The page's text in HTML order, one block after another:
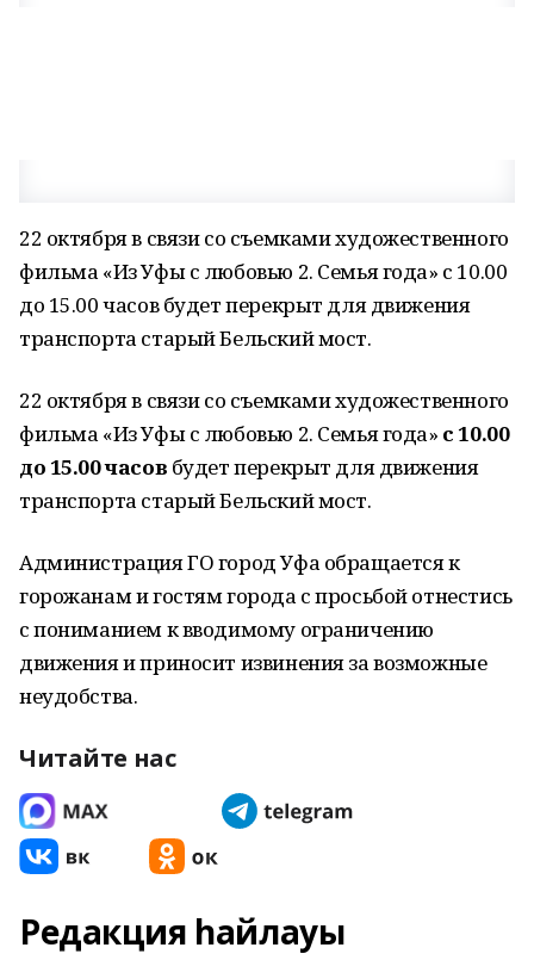
22 октября в связи со съемками художественного
фильма «Из Уфы с любовью 2. Семья года» с 10.00
до 15.00 часов будет перекрыт для движения
транспорта старый Бельский мост.
22 октября в связи со съемками художественного
фильма «Из Уфы с любовью 2. Семья года» с 10.00
до 15.00 часов будет перекрыт для движения
транспорта старый Бельский мост.
Администрация ГО город Уфа обращается к
горожанам и гостям города с просьбой отнестись
с пониманием к вводимому ограничению
движения и приносит извинения за возможные
неудобства.
Читайте нас
Редакция һайлауы